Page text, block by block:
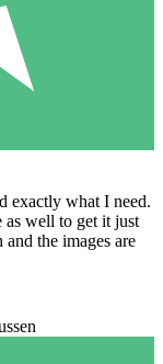
exactly what I need.
as well to get it just
the images are